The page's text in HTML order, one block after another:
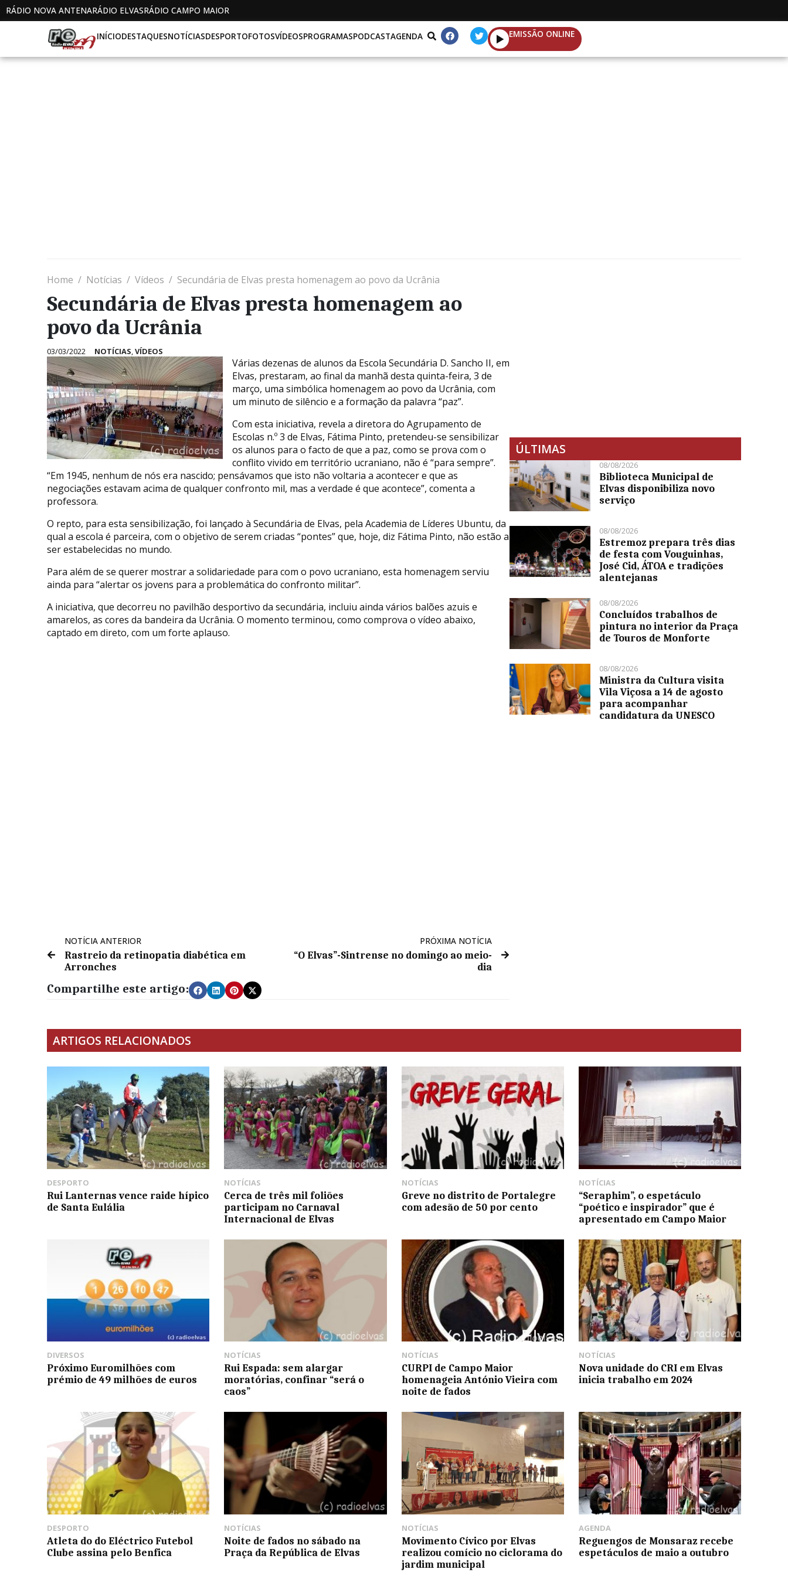
RÁDIO NOVA ANTENARÁDIO ELVASRÁDIO CAMPO MAIOR
INÍCIODESTAQUESNOTÍCIASDESPORTOFOTOSVÍDEOSPROGRAMASPODCASTAGENDA EMISSÃO ONLINE
Home Notícias Vídeos Secundária de Elvas presta homenagem ao povo da Ucrânia
Secundária de Elvas presta homenagem ao
povo da Ucrânia
03/03/2022 NOTÍCIAS,VÍDEOS
Várias dezenas de alunos da Escola Secundária D. Sancho II, em
Elvas, prestaram, ao final da manhã desta quinta-feira, 3 de
março, uma simbólica homenagem ao povo da Ucrânia, com
um minuto de silêncio e a formação da palavra “paz”.
Com esta iniciativa, revela a diretora do Agrupamento de
Escolas n.º 3 de Elvas, Fátima Pinto, pretendeu-se sensibilizar
os alunos para o facto de que a paz, como se prova com o
conflito vivido em território ucraniano, não é “para sempre”.
“Em 1945, nenhum de nós era nascido; pensávamos que isto não voltaria a acontecer e que as
negociações estavam acima de qualquer confronto mil, mas a verdade é que acontece”, comenta a
professora.
O repto, para esta sensibilização, foi lançado à Secundária de Elvas, pela Academia de Líderes Ubuntu, da
qual a escola é parceira, com o objetivo de serem criadas “pontes” que, hoje, diz Fátima Pinto, não estão a
ser estabelecidas no mundo.
Para além de se querer mostrar a solidariedade para com o povo ucraniano, esta homenagem serviu
ainda para “alertar os jovens para a problemática do confronto militar”.
A iniciativa, que decorreu no pavilhão desportivo da secundária, incluiu ainda vários balões azuis e
amarelos, as cores da bandeira da Ucrânia. O momento terminou, como comprova o vídeo abaixo,
captado em direto, com um forte aplauso.
NOTÍCIA ANTERIOR
Rastreio da retinopatia diabética em
Arronches
PRÓXIMA NOTÍCIA
“O Elvas”-Sintrense no domingo ao meio-
dia
Compartilhe este artigo:
ÚLTIMAS
08/08/2026
Biblioteca Municipal de
Elvas disponibiliza novo
serviço
08/08/2026
Estremoz prepara três dias
de festa com Vouguinhas,
José Cid, ÁTOA e tradições
alentejanas
08/08/2026
Concluídos trabalhos de
pintura no interior da Praça
de Touros de Monforte
08/08/2026
Ministra da Cultura visita
Vila Viçosa a 14 de agosto
para acompanhar
candidatura da UNESCO
ARTIGOS RELACIONADOS
DESPORTO
Rui Lanternas vence raide hípico
de Santa Eulália
NOTÍCIAS
Cerca de três mil foliões
participam no Carnaval
Internacional de Elvas
NOTÍCIAS
Greve no distrito de Portalegre
com adesão de 50 por cento
NOTÍCIAS
“Seraphim”, o espetáculo
“poético e inspirador” que é
apresentado em Campo Maior
DIVERSOS
Próximo Euromilhões com
prémio de 49 milhões de euros
NOTÍCIAS
Rui Espada: sem alargar
moratórias, confinar “será o
caos”
NOTÍCIAS
CURPI de Campo Maior
homenageia António Vieira com
noite de fados
NOTÍCIAS
Nova unidade do CRI em Elvas
inicia trabalho em 2024
DESPORTO
Atleta do do Eléctrico Futebol
Clube assina pelo Benfica
NOTÍCIAS
Noite de fados no sábado na
Praça da República de Elvas
NOTÍCIAS
Movimento Cívico por Elvas
realizou comício no ciclorama do
jardim municipal
AGENDA
Reguengos de Monsaraz recebe
espetáculos de maio a outubro